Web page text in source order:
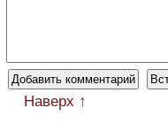
Наверх ↑